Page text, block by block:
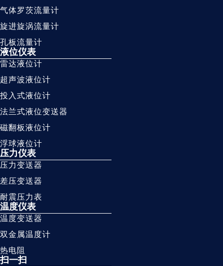
气体罗茨流量计
旋进旋涡流量计
孔板流量计
液位仪表
雷达液位计
超声波液位计
投入式液位计
法兰式液位变送器
磁翻板液位计
浮球液位计
压力仪表
压力变送器
差压变送器
耐震压力表
温度仪表
温度变送器
双金属温度计
热电阻
扫一扫